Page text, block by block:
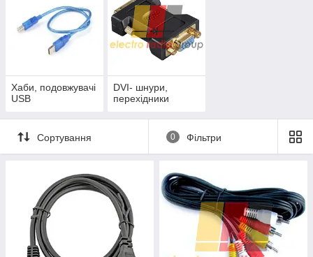
Хаби, подовжувачі
USB
DVI- шнури,
перехідники
Сортування 0 Фільтри